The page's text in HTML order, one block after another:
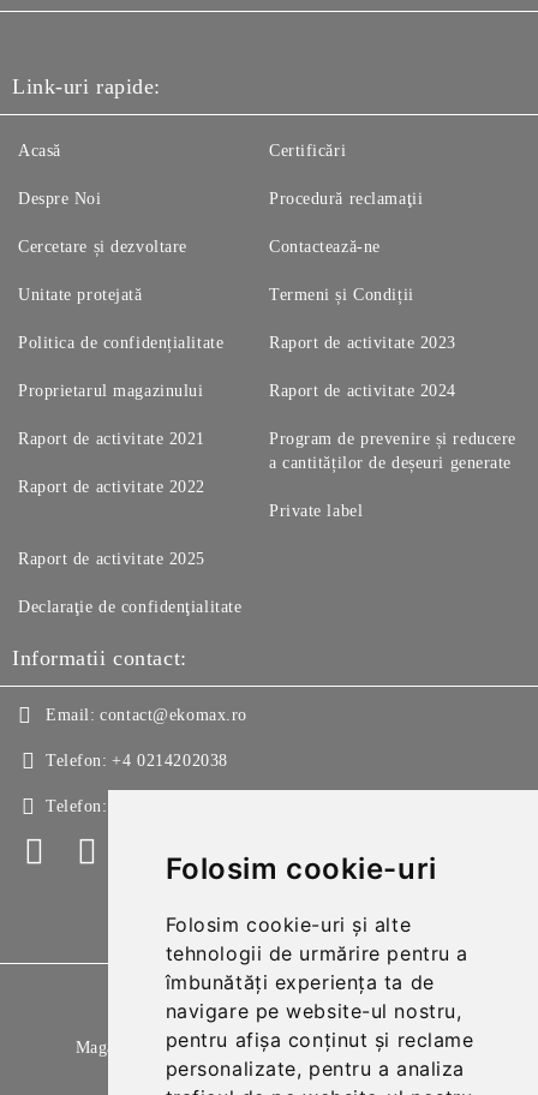
Folosim cookie-uri
Folosim cookie-uri și alte
tehnologii de urmărire pentru a
îmbunătăți experiența ta de
navigare pe website-ul nostru,
pentru afișa conținut și reclame
personalizate, pentru a analiza
Link-uri rapide:
Acasă
Despre Noi
Cercetare și dezvoltare
Unitate protejată
Certificări
Procedură reclamaţii
Contactează-ne
Termeni și Condiții
Politica de confidențialitate
Proprietarul magazinului
Raport de activitate 2021
Raport de activitate 2022
Raport de activitate 2023
Raport de activitate 2024
Program de prevenire și reducere
a cantităților de deșeuri generate
Private label
Raport de activitate 2025
Declaraţie de confidenţialitate
Informatii contact:
Email: contact@ekomax.ro
Telefon: +4 0214202038
Telefon:
Magazinul nostru respecta 100% prevederile GDPR.
Citeste politica de confidentialitate